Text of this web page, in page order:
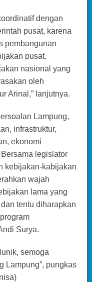
dengan
pusat, karena
pembangunan
pusat.
nasional yang
oleh
Arinal,” lanjutnya.
Lampung,
infrastruktur,
ekonomi
legislator
kebijakan-kabijakan
wajah
lama yang
tentu diharapkan
Surya.
semoga
Lampung”, pungkas